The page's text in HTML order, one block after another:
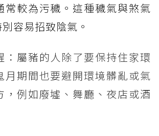
常較為污穢。這種穢氣與煞氣
容易招致陰氣。
：屬豬的人除了要保持住家環
月期間也要避開環境髒亂或氣
，例如廢墟、舞廳、夜店或酒